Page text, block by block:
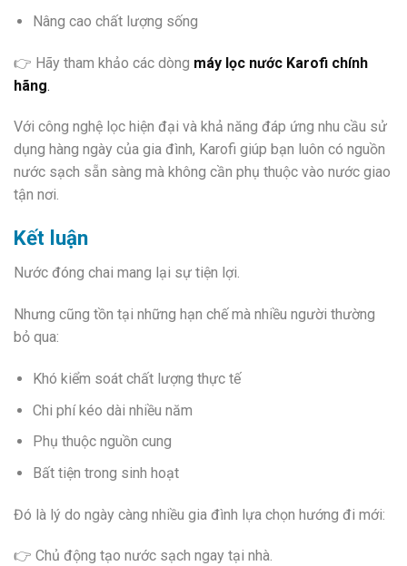
Nâng cao chất lượng sống
👉 Hãy tham khảo các dòng máy lọc nước Karofi chính
hãng.
Với công nghệ lọc hiện đại và khả năng đáp ứng nhu cầu sử
dụng hàng ngày của gia đình, Karofi giúp bạn luôn có nguồn
nước sạch sẵn sàng mà không cần phụ thuộc vào nước giao
tận nơi.
Kết luận
Nước đóng chai mang lại sự tiện lợi.
Nhưng cũng tồn tại những hạn chế mà nhiều người thường
bỏ qua:
Khó kiểm soát chất lượng thực tế
Chi phí kéo dài nhiều năm
Phụ thuộc nguồn cung
Bất tiện trong sinh hoạt
Đó là lý do ngày càng nhiều gia đình lựa chọn hướng đi mới:
👉 Chủ động tạo nước sạch ngay tại nhà.